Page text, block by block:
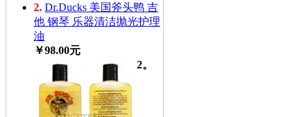
2. Dr.Ducks 美国斧头鸭 吉
他 钢琴 乐器清洁抛光护理
油
￥98.00元
2。